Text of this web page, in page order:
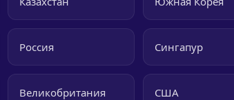
Россия Сингапур
Великобритания США